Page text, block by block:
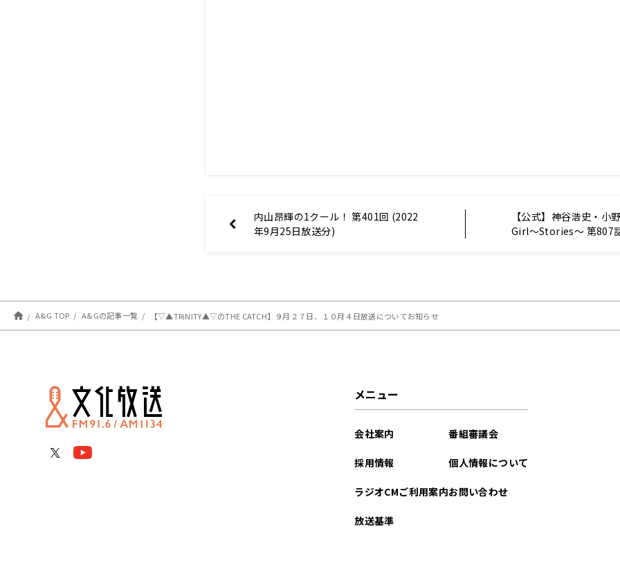
内山昂輝の1クール！ 第401回 (2022
年9月25日放送分)
【公式】神谷浩史・小
Girl〜Stories〜 第807
A&G TOP A&Gの記事一覧 【▽▲TRiNITY▲▽のTHE CATCH】９月２７日、１０月４日放送についてお知らせ
メニュー
会社案内
採用情報
ラジオCMご利用案内
放送基準
番組審議会
個人情報について
お問い合わせ